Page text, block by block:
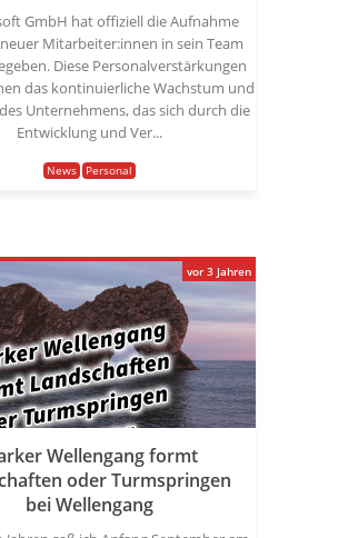
GmbH hat offiziell die Aufnahme
Mitarbeiter:innen in sein Team
Diese Personalverstärkungen
das kontinuierliche Wachstum und
Unternehmens, das sich durch die
Entwicklung und Ver...
News Personal
Wellengang formt
oder Turmspringen
bei Wellengang
vor 3 Jahren